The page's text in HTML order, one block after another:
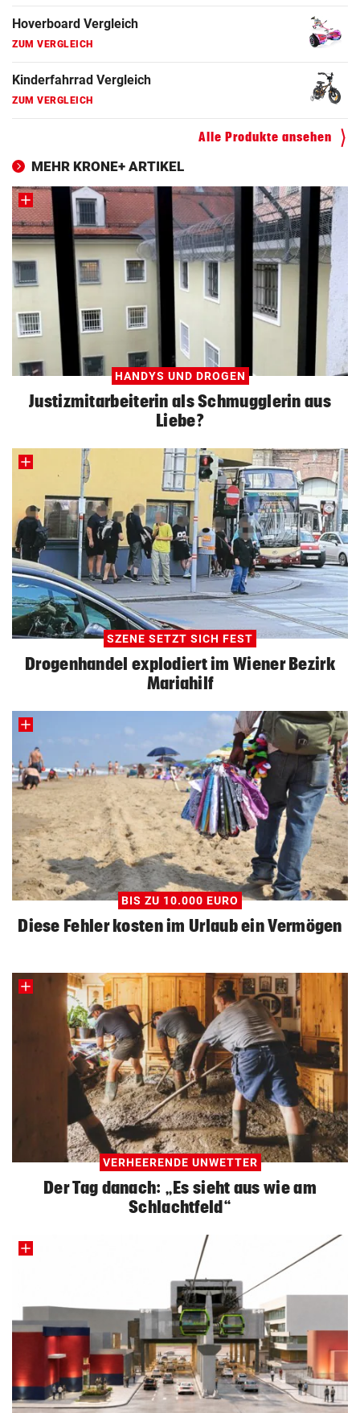
Faszienrolle Vergleich
ZUM VERGLEICH
Hoverboard Vergleich
ZUM VERGLEICH
Kinderfahrrad Vergleich
Alle Produkte ansehen
MEHR KRONE+ ARTIKEL
HANDYS UND DROGEN
Justizmitarbeiterin als Schmugglerin aus
Liebe?
SZENE SETZT SICH FEST
Drogenhandel explodiert im Wiener Bezirk
Mariahilf
BIS ZU 10.000 EURO
Diese Fehler kosten im Urlaub ein Vermögen
VERHEERENDE UNWETTER
Der Tag danach: „Es sieht aus wie am
Schlachtfeld“